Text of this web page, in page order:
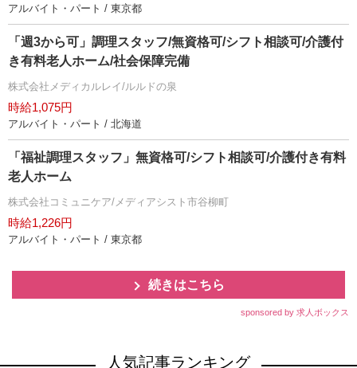
アルバイト・パート / 東京都
「週3から可」調理スタッフ/無資格可/シフト相談可/介護付
き有料老人ホーム/社会保障完備
株式会社メディカルレイ/ルルドの泉
時給1,075円
アルバイト・パート / 北海道
「福祉調理スタッフ」無資格可/シフト相談可/介護付き有料
老人ホーム
株式会社コミュニケア/メディアシスト市谷柳町
時給1,226円
アルバイト・パート / 東京都
続きはこちら
sponsored by 求人ボックス
人気記事ランキング